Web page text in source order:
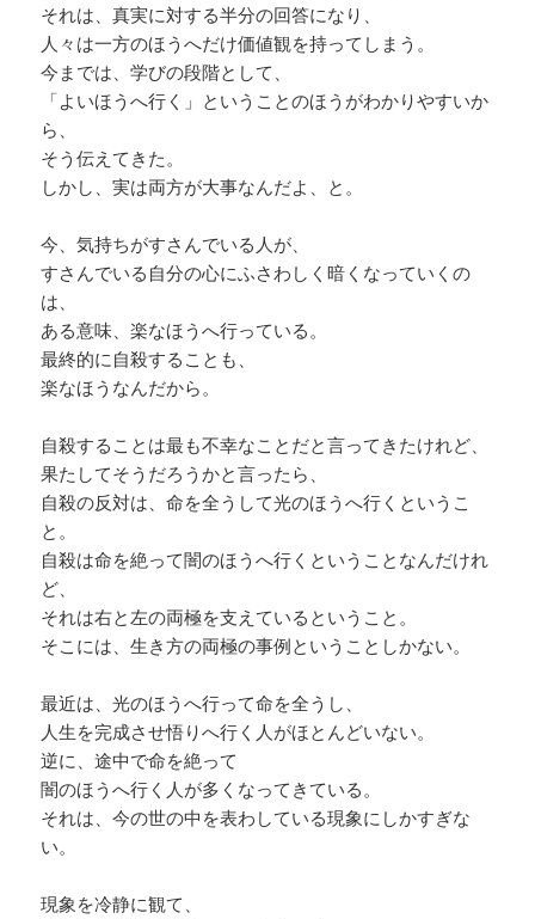
それは、真実に対する半分の回答になり、
人々は一方のほうへだけ価値観を持ってしまう。
今までは、学びの段階として、
「よいほうへ行く」ということのほうがわかりやすいか
ら、
そう伝えてきた。
しかし、実は両方が大事なんだよ、と。
今、気持ちがすさんでいる人が、
すさんでいる自分の心にふさわしく暗くなっていくの
は、
ある意味、楽なほうへ行っている。
最終的に自殺することも、
楽なほうなんだから。
自殺することは最も不幸なことだと言ってきたけれど、
果たしてそうだろうかと言ったら、
自殺の反対は、命を全うして光のほうへ行くというこ
と。
自殺は命を絶って闇のほうへ行くということなんだけれ
ど、
それは右と左の両極を支えているということ。
そこには、生き方の両極の事例ということしかない。
最近は、光のほうへ行って命を全うし、
人生を完成させ悟りへ行く人がほとんどいない。
逆に、途中で命を絶って
闇のほうへ行く人が多くなってきている。
それは、今の世の中を表わしている現象にしかすぎな
い。
現象を冷静に観て、